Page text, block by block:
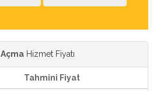
Hizmet Fiyatı
Tahmini Fiyat